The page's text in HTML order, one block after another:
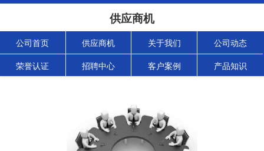
供应商机
公司首页 供应商机 关于我们 公司动态
荣誉认证 招聘中心 客户案例 产品知识